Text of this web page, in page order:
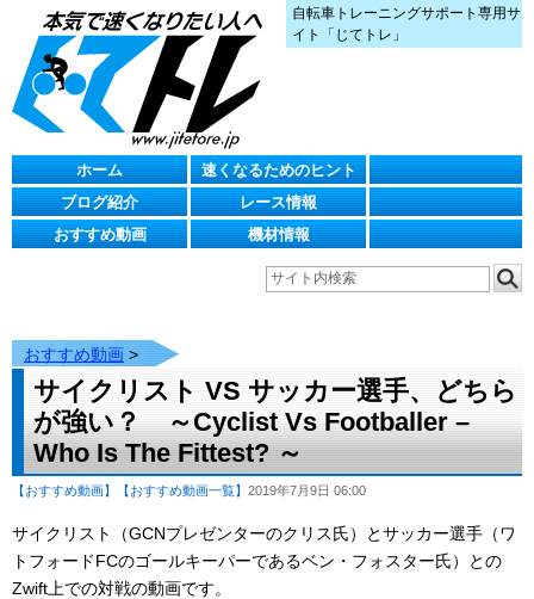
自転車トレーニングサポート専用サ
イト「じてトレ」
ホーム
速くなるためのヒント
ブログ紹介
レース情報
おすすめ動画
機材情報
おすすめ動画 >
サイクリスト VS サッカー選手、どちら
が強い？ ～Cyclist Vs Footballer –
Who Is The Fittest? ～
【おすすめ動画】 【おすすめ動画一覧】 2019年7月9日 06:00
サイクリスト（GCNプレゼンターのクリス氏）とサッカー選手（ワ
トフォードFCのゴールキーパーであるベン・フォスター氏）との
Zwift上での対戦の動画です。